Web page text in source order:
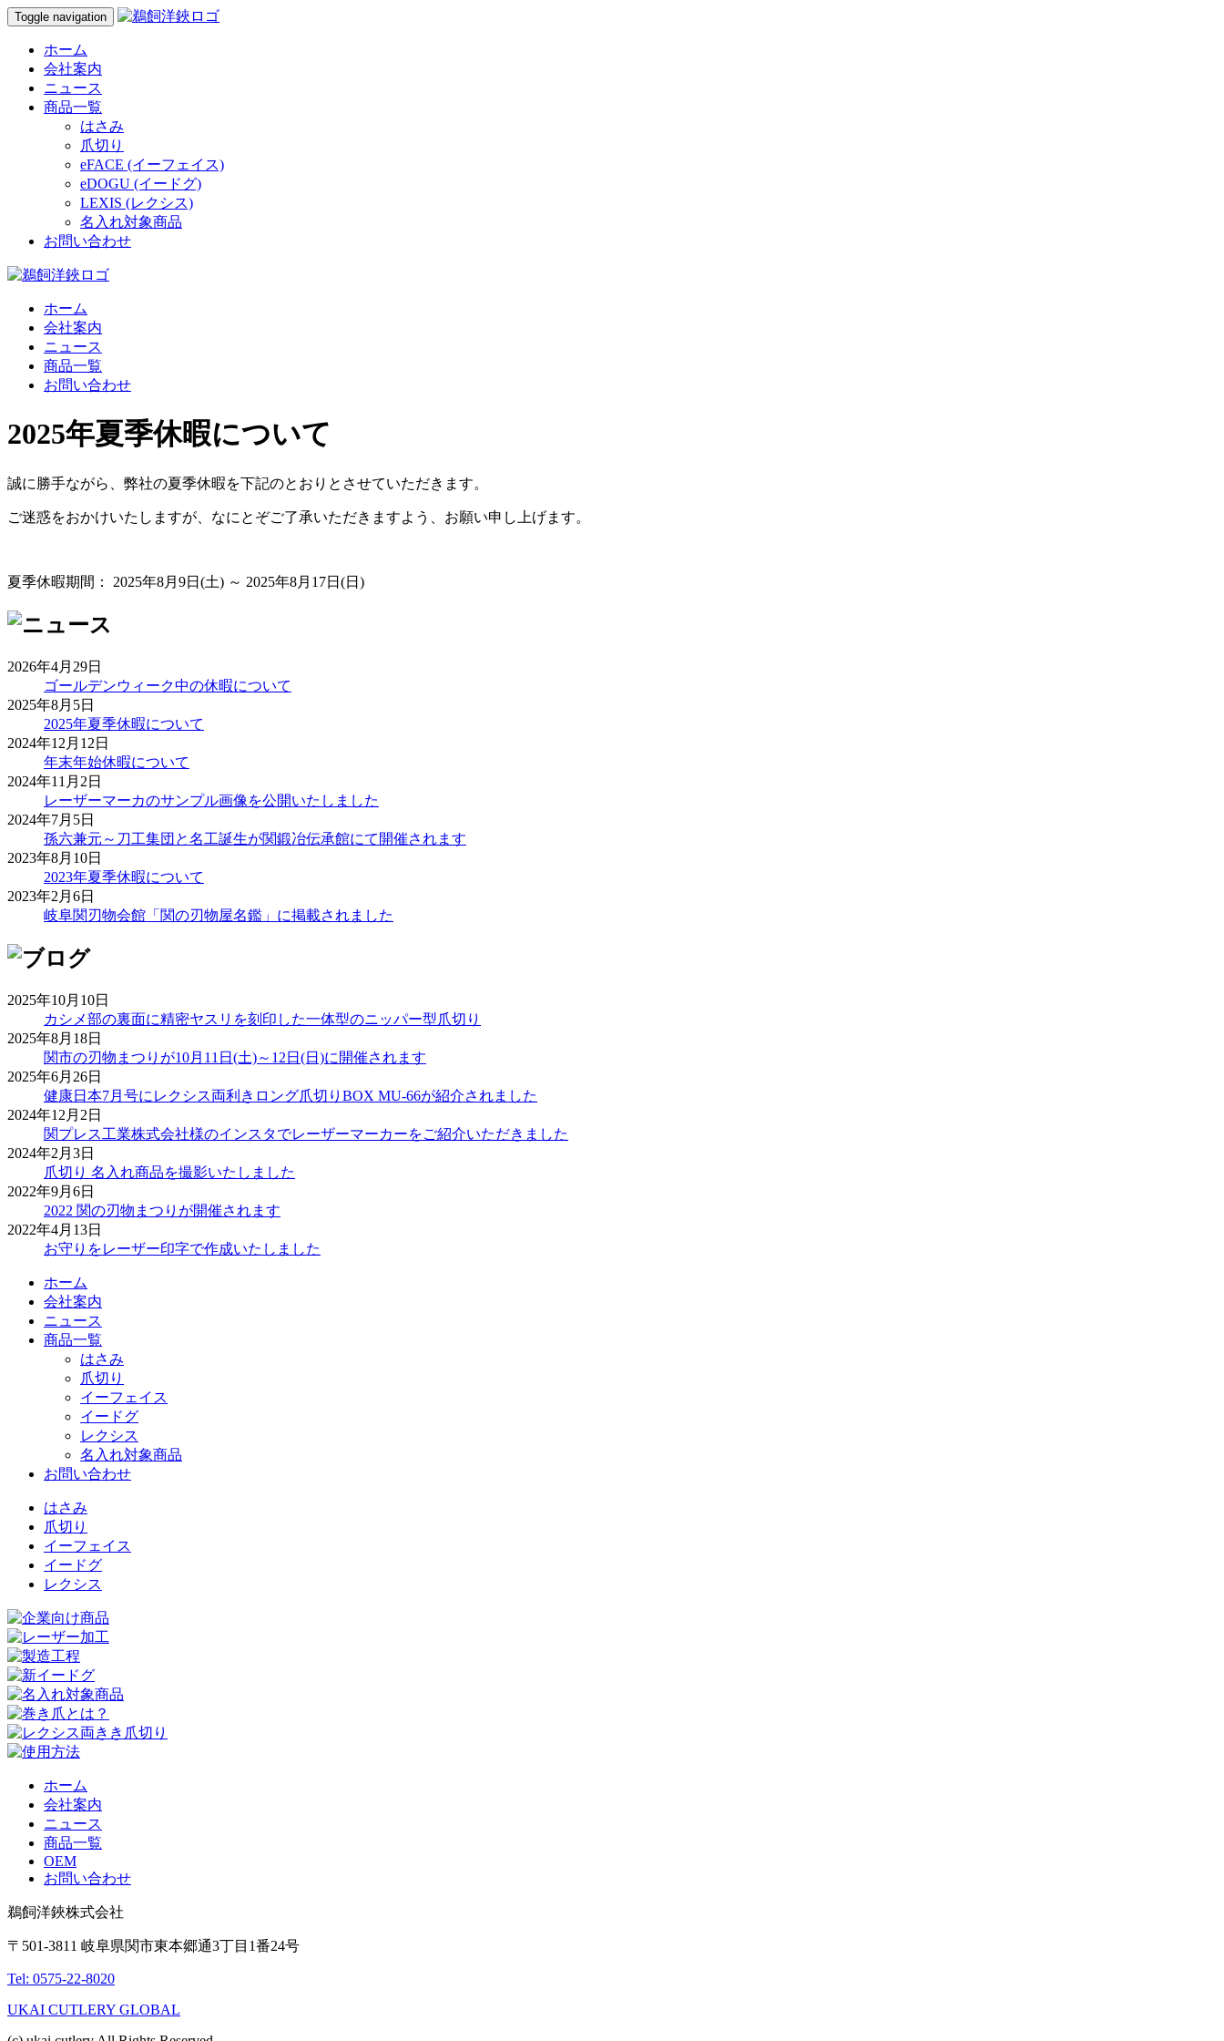
Toggle navigation
ホーム
会社案内
ニュース
商品一覧
はさみ
爪切り
eFACE (イーフェイス)
eDOGU (イードグ)
LEXIS (レクシス)
名入れ対象商品
お問い合わせ
ホーム
会社案内
ニュース
商品一覧
お問い合わせ
2025年夏季休暇について
誠に勝手ながら、弊社の夏季休暇を下記のとおりとさせていただきます。
ご迷惑をおかけいたしますが、なにとぞご了承いただきますよう、お願い申し上げます。
夏季休暇期間： 2025年8月9日(土) ～ 2025年8月17日(日)
2026年4月29日
ゴールデンウィーク中の休暇について
2025年8月5日
2025年夏季休暇について
2024年12月12日
年末年始休暇について
2024年11月2日
レーザーマーカのサンプル画像を公開いたしました
2024年7月5日
孫六兼元～刀工集団と名工誕生が関鍛冶伝承館にて開催されます
2023年8月10日
2023年夏季休暇について
2023年2月6日
岐阜関刃物会館「関の刃物屋名鑑」に掲載されました
2025年10月10日
カシメ部の裏面に精密ヤスリを刻印した一体型のニッパー型爪切り
2025年8月18日
関市の刃物まつりが10月11日(土)～12日(日)に開催されます
2025年6月26日
健康日本7月号にレクシス両利きロング爪切りBOX MU-66が紹介されました
2024年12月2日
関プレス工業株式会社様のインスタでレーザーマーカーをご紹介いただきました
2024年2月3日
爪切り 名入れ商品を撮影いたしました
2022年9月6日
2022 関の刃物まつりが開催されます
2022年4月13日
お守りをレーザー印字で作成いたしました
ホーム
会社案内
ニュース
商品一覧
はさみ
爪切り
イーフェイス
イードグ
レクシス
名入れ対象商品
お問い合わせ
はさみ
爪切り
イーフェイス
イードグ
レクシス
ホーム
会社案内
ニュース
商品一覧
OEM
お問い合わせ
鵜飼洋鋏株式会社
〒501-3811 岐阜県関市東本郷通3丁目1番24号
Tel: 0575-22-8020
UKAI CUTLERY GLOBAL